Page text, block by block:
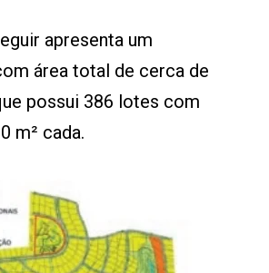
apresenta um
área total de cerca de
possui 386 lotes com
m² cada.